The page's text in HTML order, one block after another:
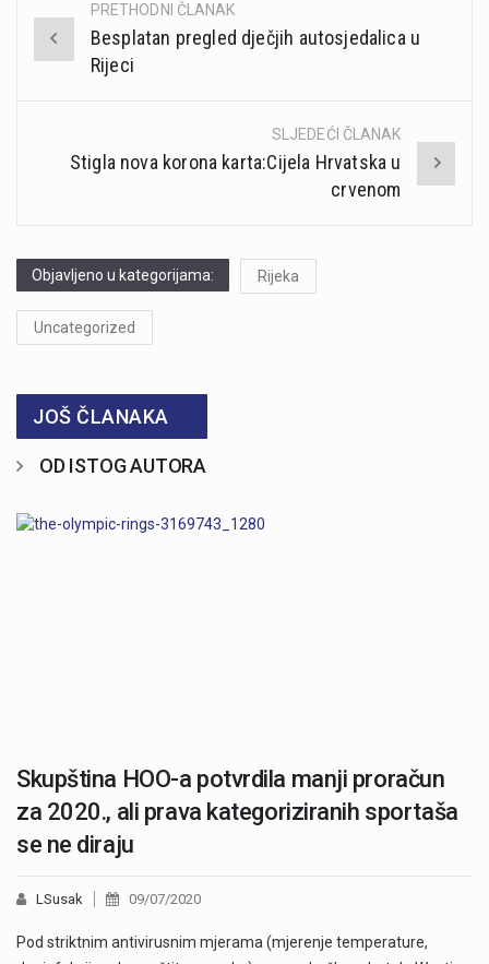
Post
navigation
PRETHODNI ČLANAK
Besplatan pregled dječjih autosjedalica u
Rijeci
SLJEDEĆI ČLANAK
Stigla nova korona karta:Cijela Hrvatska u
crvenom
Objavljeno u kategorijama: Rijeka
Uncategorized
JOŠ ČLANAKA
OD ISTOG AUTORA
Skupština HOO-a potvrdila manji proračun
za 2020., ali prava kategoriziranih sportaša
se ne diraju
LSusak 09/07/2020
Pod striktnim antivirusnim mjerama (mjerenje temperature,